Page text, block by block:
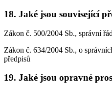
18. Jaké jsou související
Zákon č. 500/2004 Sb., správní
Zákon č. 634/2004 Sb., o
předpisů
19. Jaké jsou opravné